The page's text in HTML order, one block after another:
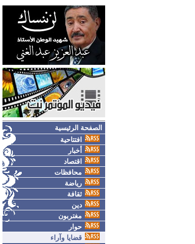
الصفحة الرئيسية
افتتاحية
أخبار
اقتصاد
محافظات
رياضة
ثقافة
دين
مغتربون
حوار
قضايا وآراء